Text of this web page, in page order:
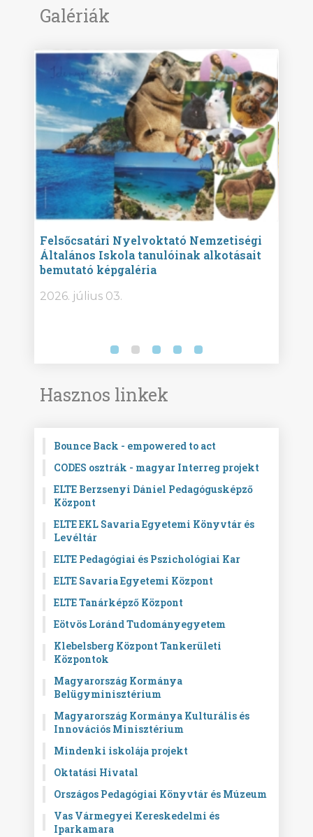
Galériák
Felsőcsatári Nyelvoktató Nemzetiségi
Általános Iskola tanulóinak alkotásait
bemutató képgaléria
2026. július 03.
Hasznos linkek
Bounce Back - empowered to act
CODES osztrák - magyar Interreg projekt
ELTE Berzsenyi Dániel Pedagógusképző
Központ
ELTE EKL Savaria Egyetemi Könyvtár és
Levéltár
ELTE Pedagógiai és Pszichológiai Kar
ELTE Savaria Egyetemi Központ
ELTE Tanárképző Központ
Eötvös Loránd Tudományegyetem
Klebelsberg Központ Tankerületi
Központok
Magyarország Kormánya
Belügyminisztérium
Magyarország Kormánya Kulturális és
Innovációs Minisztérium
Mindenki iskolája projekt
Oktatási Hivatal
Országos Pedagógiai Könyvtár és Múzeum
Vas Vármegyei Kereskedelmi és
Iparkamara